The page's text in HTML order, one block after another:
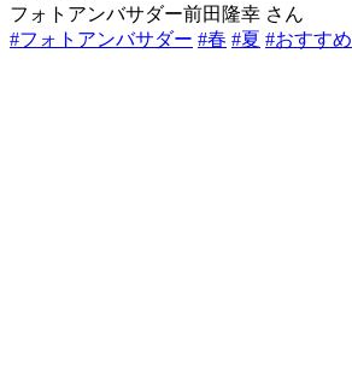
フォトアンバサダー前田隆幸 さん
#フォトアンバサダー #春 #夏 #おすすめ